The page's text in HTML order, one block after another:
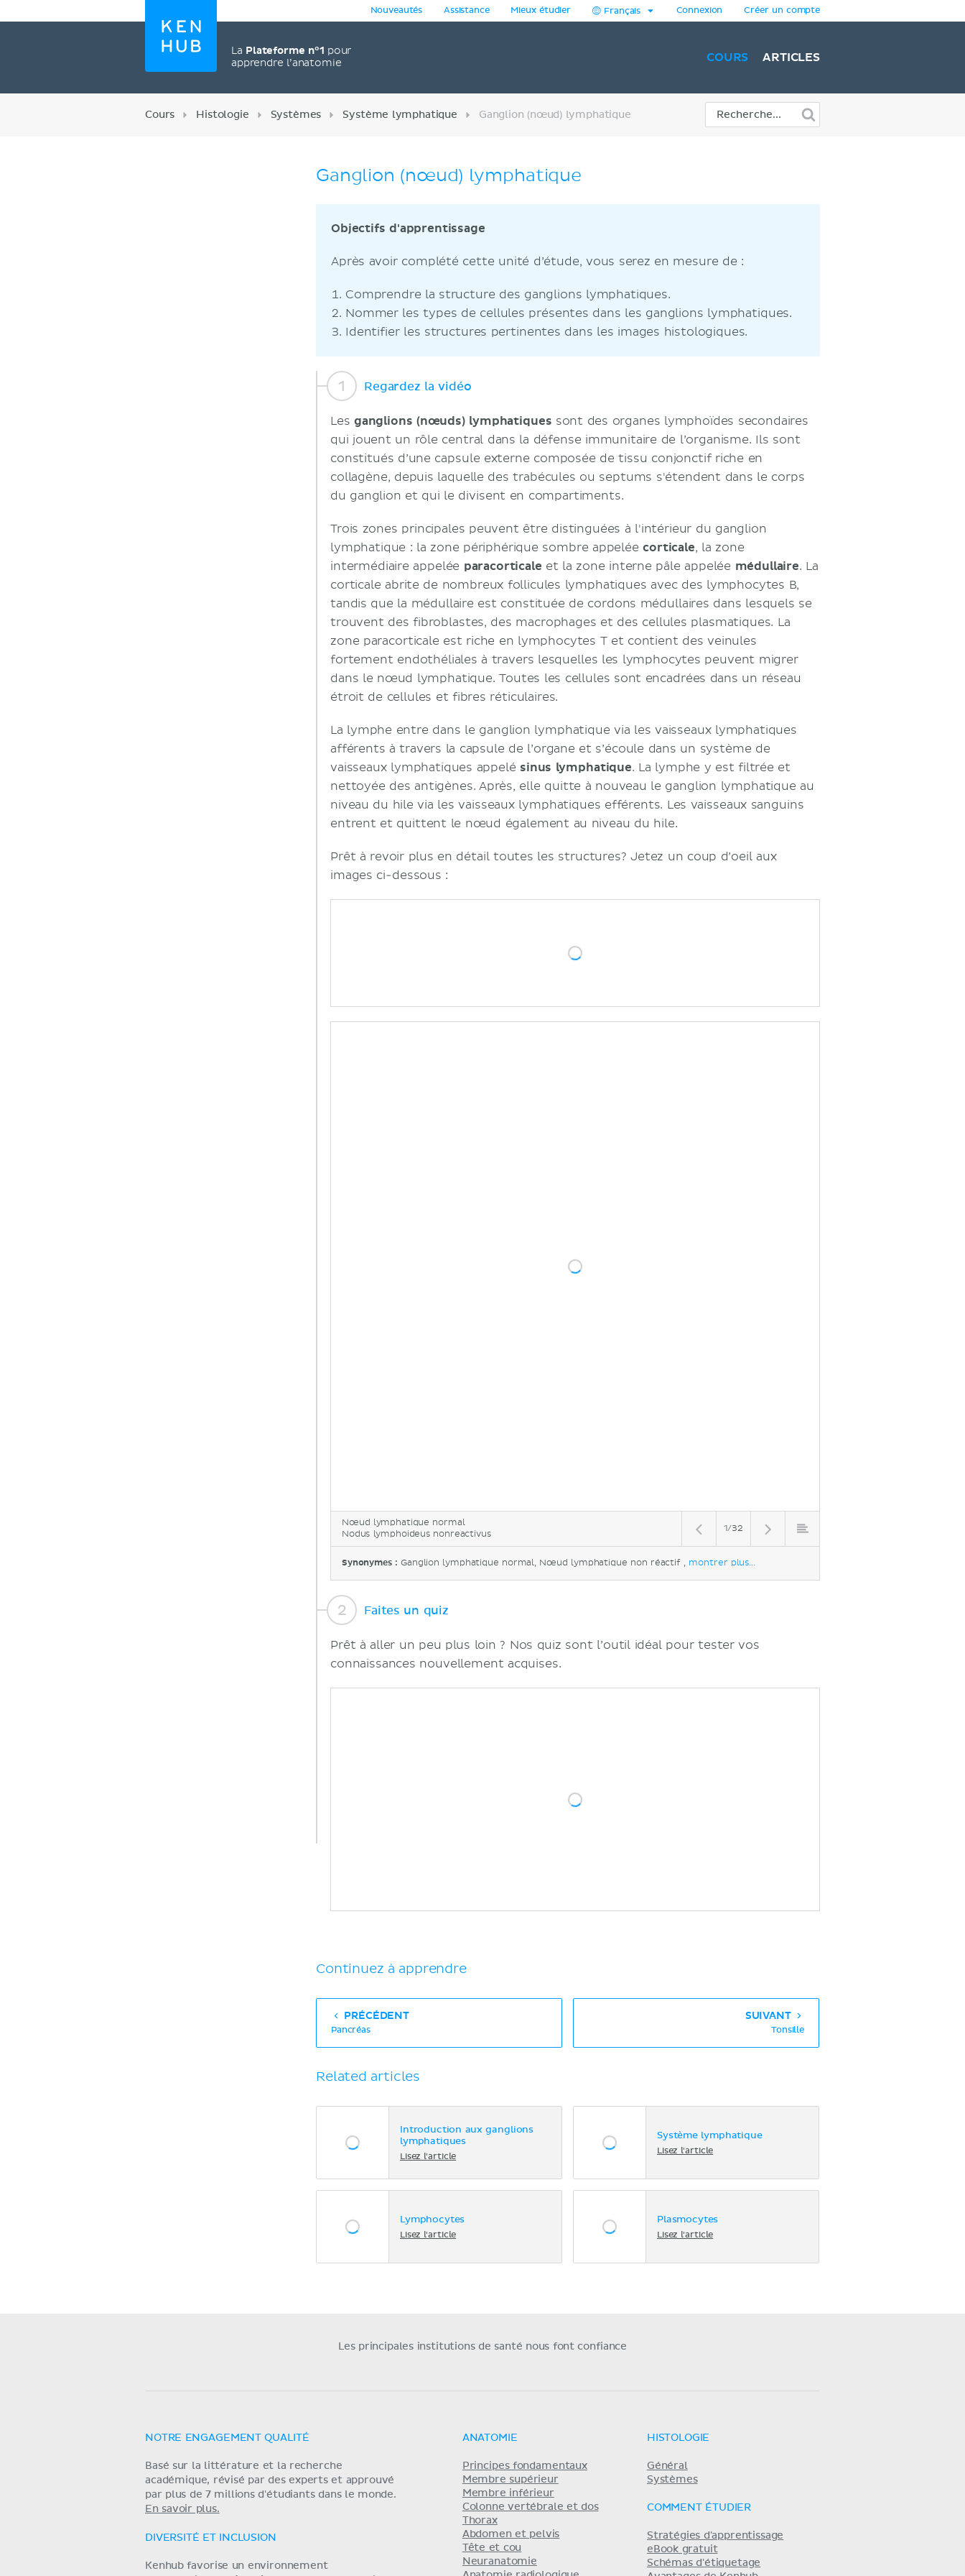
La Plateforme n°1 pour
apprendre l’anatomie
Nouveautés Assistance Mieux étudier Français Connexion Créer un compte
COURS ARTICLES
Cours Histologie Systèmes Système lymphatique Ganglion (nœud) lymphatique
Ganglion (nœud) lymphatique
Objectifs d'apprentissage
Après avoir complété cette unité d’étude, vous serez en mesure de :
Comprendre la structure des ganglions lymphatiques.
Nommer les types de cellules présentes dans les ganglions lymphatiques.
Identifier les structures pertinentes dans les images histologiques.
Regardez la vidéo
Les ganglions (nœuds) lymphatiques sont des organes lymphoïdes secondaires
qui jouent un rôle central dans la défense immunitaire de l’organisme. Ils sont
constitués d’une capsule externe composée de tissu conjonctif riche en
collagène, depuis laquelle des trabécules ou septums s'étendent dans le corps
du ganglion et qui le divisent en compartiments.
Trois zones principales peuvent être distinguées à l'intérieur du ganglion
lymphatique : la zone périphérique sombre appeléecorticale, la zone
intermédiaire appelée paracorticale et la zone interne pâle appelée médullaire. La
corticale abrite de nombreux follicules lymphatiques avec des lymphocytes B,
tandis que la médullaire est constituée de cordons médullaires dans lesquels se
trouvent des fibroblastes, des macrophages et des cellules plasmatiques. La
zone paracorticale est riche en lymphocytes T et contient des veinules
fortement endothéliales à travers lesquelles les lymphocytes peuvent migrer
dans le nœud lymphatique. Toutes les cellules sont encadrées dans un réseau
étroit de cellules et fibres réticulaires.
La lymphe entre dans le ganglion lymphatique via les vaisseaux lymphatiques
afférents à travers la capsule de l’organe et s’écoule dans un système de
vaisseaux lymphatiques appelé sinus lymphatique. La lymphe y est filtrée et
nettoyée des antigènes. Après, elle quitte à nouveau le ganglion lymphatique au
niveau du hile via les vaisseaux lymphatiques efférents. Les vaisseaux sanguins
entrent et quittent le nœud également au niveau du hile.
Prêt à revoir plus en détail toutes les structures? Jetez un coup d’oeil aux
images ci-dessous :
Nœud lymphatique normal
Nodus lymphoideus nonreactivus
1/32
Synonymes :Ganglion lymphatique normal, Nœud lymphatique non réactif , montrer plus...
Faites un quiz
Prêt à aller un peu plus loin ? Nos quiz sont l’outil idéal pour tester vos
connaissances nouvellement acquises.
Continuez à apprendre
PRÉCÉDENT
Pancréas
SUIVANT
Tonsille
Related articles
Introduction aux ganglions
lymphatiques
Lisez l'article
Système lymphatique
Lisez l'article
Lymphocytes
Lisez l'article
Plasmocytes
Lisez l'article
Les principales institutions de santé nous font confiance
NOTRE ENGAGEMENT QUALITÉ
Basé sur la littérature et la recherche
académique, révisé par des experts et approuvé
par plus de 7 millions d'étudiants dans le monde.
En savoir plus.
DIVERSITÉ ET INCLUSION
Kenhub favorise un environnement
ANATOMIE
Principes fondamentaux
Membre supérieur
Membre inférieur
Colonne vertébrale et dos
Thorax
Abdomen et pelvis
Tête et cou
Neuranatomie
HISTOLOGIE
Général
Systèmes
COMMENT ÉTUDIER
Stratégies d'apprentissage
eBook gratuit
Schémas d'étiquetage